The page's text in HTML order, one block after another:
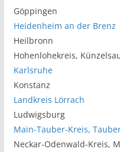
Göppingen
Heidenheim an der Brenz
Heilbronn
Hohenlohekreis,
Karlsruhe
Konstanz
Landkreis Lörrach
Ludwigsburg
Main-Tauber-Kreis,
Neckar-Odenwald-Kreis,